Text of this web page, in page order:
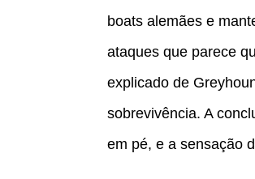
boats alemães e
ataques que parece
explicado de
sobrevivência. A
em pé, e a sensação